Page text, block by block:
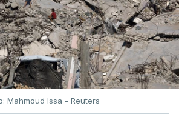
Mahmoud Issa - Reuters